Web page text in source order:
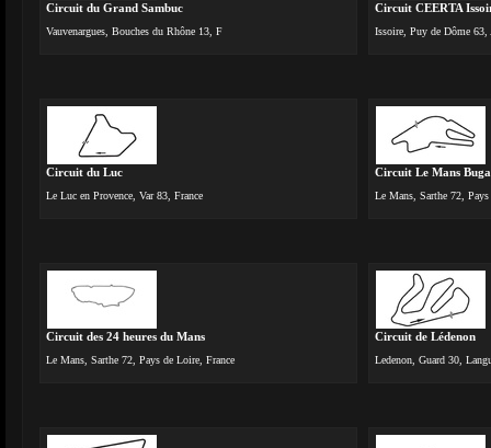
Circuit du Grand Sambuc
Vauvenargues, Bouches du Rhône 13, F
Circuit CEERTA
Issoire, Puy de Dôme 63,
Circuit du Luc
Le Luc en Provence, Var 83, France
Circuit Le Mans
Le Mans, Sarthe 72,
Circuit des 24 heures du Mans
Le Mans, Sarthe 72, Pays de Loire, France
Circuit de Lédenon
Ledenon, Guard 30,